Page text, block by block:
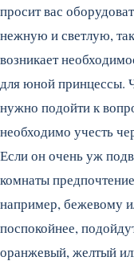
просит вас
нежную и светлую,
возникает
для юной принцессы.
нужно подойти к
необходимо учесть
Если он очень уж
комнаты
например, бежевому
поспокойнее,
оранжевый, желтый